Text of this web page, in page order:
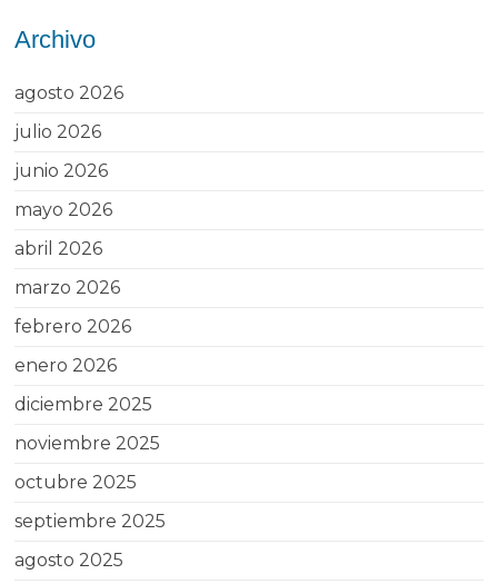
Archivo
agosto 2026
julio 2026
junio 2026
mayo 2026
abril 2026
marzo 2026
febrero 2026
enero 2026
diciembre 2025
noviembre 2025
octubre 2025
septiembre 2025
agosto 2025